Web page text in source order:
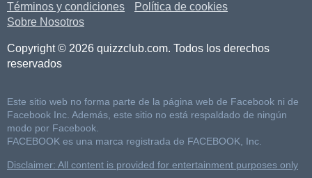
Términos y condiciones
Política de cookies
Sobre Nosotros
Copyright © 2026 quizzclub.com. Todos los derechos
reservados
Este sitio web no forma parte de la página web de Facebook ni de
Facebook Inc. Además, este sitio no está respaldado de ningún
modo por Facebook.
FACEBOOK es una marca registrada de FACEBOOK, Inc.
Disclaimer: All content is provided for entertainment purposes only